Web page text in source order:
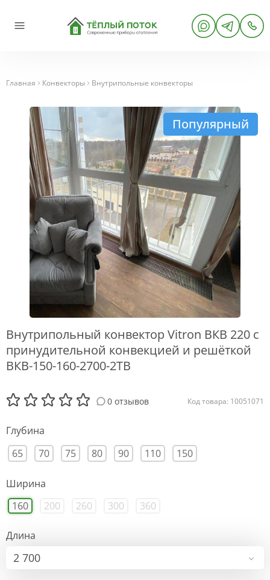
Главная Конвекторы Внутрипольные конвекторы
Популярный
Внутрипольный конвектор Vitron ВКВ 220 с
принудительной конвекцией и решёткой
ВКВ-150-160-2700-2ТВ
0 отзывов Код товара: 10051071
Глубина
65
70 75 80 90 110 150
Ширина
160
200 260 300 360
Длина
2 700